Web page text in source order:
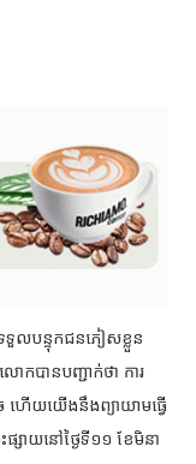
ទទួលបន្ទុកជនភៀសខ្លួន
កបានបញ្ជាក់ថា ការ
ើយយើងនឹងព្យាយាមធ្វើ
សាយនៅថ្ងៃទី១១ ខែមិនា